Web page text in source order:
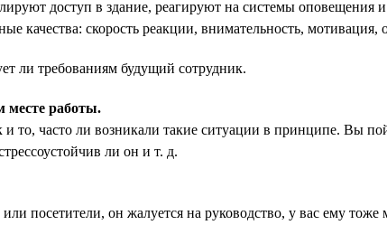
доступ в здание, реагируют на системы оповещения
скорость реакции, внимательность, мотивация,
ли требованиям будущий сотрудник.
месте работы.
часто ли возникали такие ситуации в принципе. Вы
ли он и т. д.
посетители, он жалуется на руководство, у вас ему